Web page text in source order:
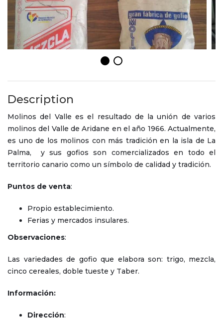
Description
Molinos del Valle es el resultado de la unión de varios
molinos del Valle de Aridane en el año 1966. Actualmente,
es uno de los molinos con más tradición en la isla de La
Palma, y sus gofios son comercializados en todo el
territorio canario como un símbolo de calidad y tradición.
Puntos de venta:
Propio establecimiento.
Ferias y mercados insulares.
Observaciones:
Las variedades de gofio que elabora son: trigo, mezcla,
cinco cereales, doble tueste y Taber.
Información:
Dirección: